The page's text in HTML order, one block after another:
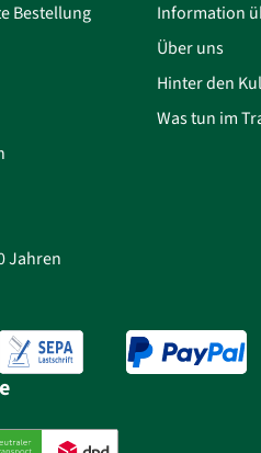
Bestellung
Jahren
Information
Über uns
Hinter den
Was tun im